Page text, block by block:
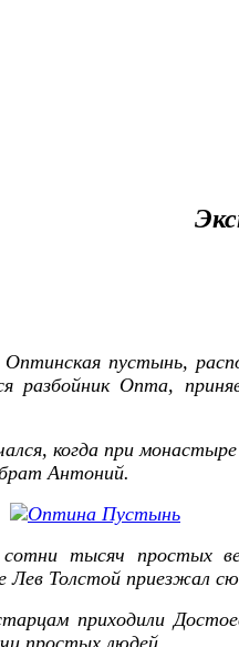
пустынь,
разбойник Опта,
когда при
Антоний.
тысяч простых
Лев Толстой приезжал
приходили